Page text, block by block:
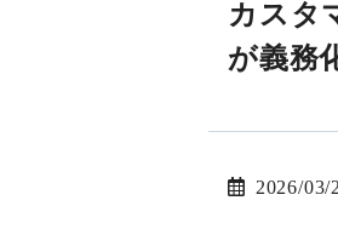
カスタ
が義務
2026/03/